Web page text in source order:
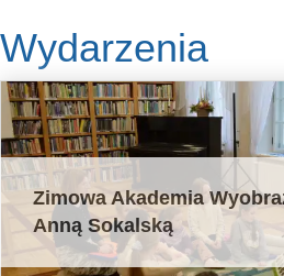
Wydarzenia
Zimowa Akademia
Anną Sokalską